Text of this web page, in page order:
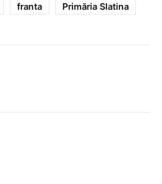
franta Primăria Slatina